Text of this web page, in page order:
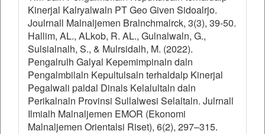
Kinerjal Kalryalwaln PT Geo Given Sidoalrjo.
Joulrnall Malnaljemen Bralnchmalrck, 3(3), 39-50.
Hallim, AL., ALkob, R. AL., Gulnalwaln, G.,
Sulsialnalh, S., & Mulrsidalh, M. (2022).
Pengalrulh Galyal Kepemimpinaln daln
Pengalmbilaln Kepultulsaln terhaldalp Kinerjal
Pegalwali paldal Dinals Kelalultaln daln
Perikalnaln Provinsi Sullalwesi Selaltaln. Julrnall
Ilmialh Malnaljemen EMOR (Ekonomi
Malnaljemen Orientalsi Riset), 6(2), 297–315.